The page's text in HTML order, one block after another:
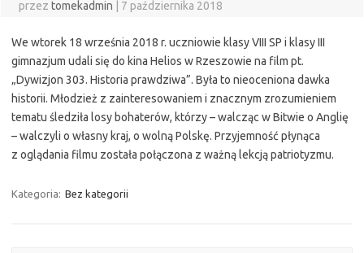
przez tomekadmin | 7 października 2018
We wtorek 18 września 2018 r. uczniowie klasy VIII SP i klasy III
gimnazjum udali się do kina Helios w Rzeszowie na film pt.
„Dywizjon 303. Historia prawdziwa”. Była to nieoceniona dawka
historii. Młodzież z zainteresowaniem i znacznym zrozumieniem
tematu śledziła losy bohaterów, którzy – walcząc w Bitwie o Anglię
– walczyli o własny kraj, o wolną Polskę. Przyjemność płynąca
z oglądania filmu została połączona z ważną lekcją patriotyzmu.
Kategoria: Bez kategorii